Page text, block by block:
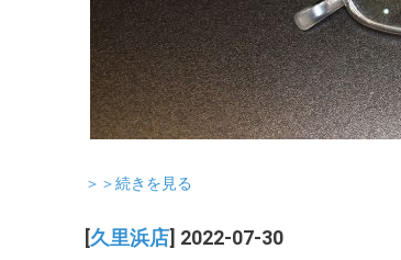
＞＞続きを見る
久里浜店 ] 2022-07-30